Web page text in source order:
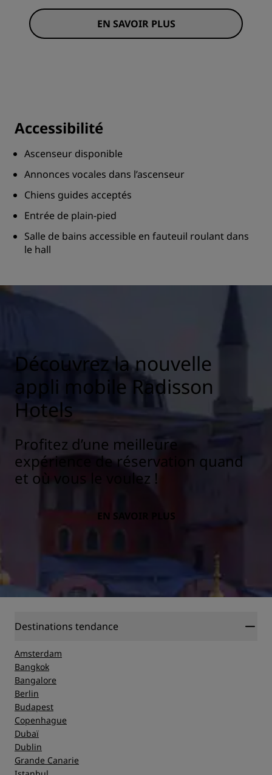
EN SAVOIR PLUS
Accessibilité
Ascenseur disponible
Annonces vocales dans l’ascenseur
Chiens guides acceptés
Entrée de plain-pied
Salle de bains accessible en fauteuil roulant dans
le hall
Découvrez la nouvelle
appli mobile Radisson
Hotels
Profitez d’une meilleure
expérience de réservation quand
et où vous le voulez !
EN SAVOIR PLUS
Destinations tendance
Amsterdam
Bangkok
Bangalore
Berlin
Budapest
Copenhague
Dubaï
Dublin
Grande Canarie